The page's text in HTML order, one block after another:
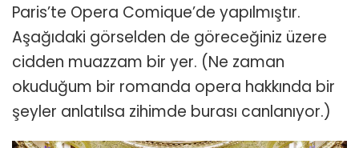
Paris’te Opera Comique’de yapılmıştır.
Aşağıdaki görselden de göreceğiniz üzere
cidden muazzam bir yer. (Ne zaman
okuduğum bir romanda opera hakkında bir
şeyler anlatılsa zihimde burası canlanıyor.)